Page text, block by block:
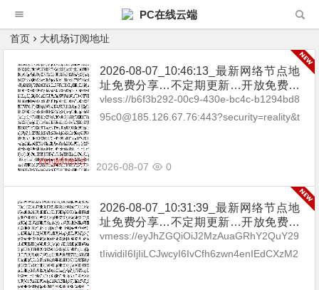
PC在线云端
首页 大机场订阅地址
2026-08-07_10:46:13_最新网络节点地
址免费分享…不定期更新…开放免费分
享（网络免费节点香港|日本|韩国|新加
坡|台湾|马来西亚|…
vless://b6f3b292-00c9-430e-bc4c-b1294bd8
95c0@185.126.67.76:443?security=reality&t
2026-08-07 0
2026-08-07_10:31:39_最新网络节点地
址免费分享…不定期更新…开放免费分
享（网络免费节点香港|日本|韩国|新加
坡|台湾|马来西亚|…
vmess://eyJhZGQiOiJ2MzAuaGRhY2QuY29
tIiwidiI6IjIiLCJwcyI6IvCfh6zwn4enIEdCXzM2